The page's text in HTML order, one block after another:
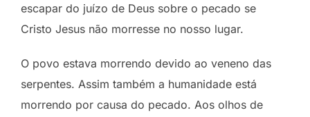
escapar do juízo de Deus sobre o pecado se
Cristo Jesus não morresse no nosso lugar.
O povo estava morrendo devido ao veneno das
serpentes. Assim também a humanidade está
morrendo por causa do pecado. Aos olhos de